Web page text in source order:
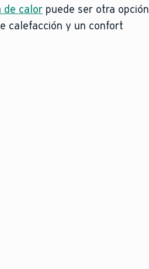
de calor puede ser otra opción
calefacción y un confort